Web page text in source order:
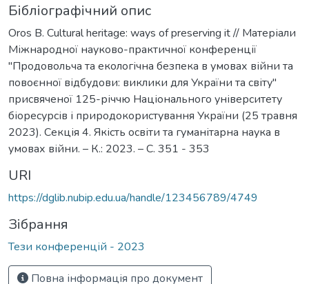
Бібліографічний опис
Oros B. Cultural heritage: ways of preserving it // Матеріали
Міжнародної науково-практичної конференції
"Продовольча та екологічна безпека в умовах війни та
повоєнної відбудови: виклики для України та світу"
присвяченої 125-річчю Національного університету
біоресурсів і природокористування України (25 травня
2023). Секція 4. Якість освіти та гуманітарна наука в
умовах війни. – К.: 2023. – С. 351 - 353
URI
https://dglib.nubip.edu.ua/handle/123456789/4749
Зібрання
Тези конференцій - 2023
Повна інформація про документ